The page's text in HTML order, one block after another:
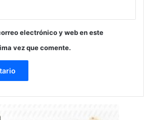
electrónico y web en este
vez que comente.